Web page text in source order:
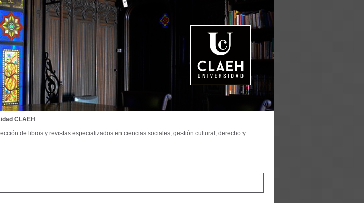
CLAEH
de libros y revistas especializados en ciencias sociales, gestión cultural, derecho y